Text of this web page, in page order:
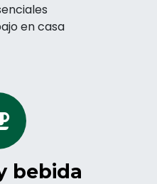
en casa
bebida